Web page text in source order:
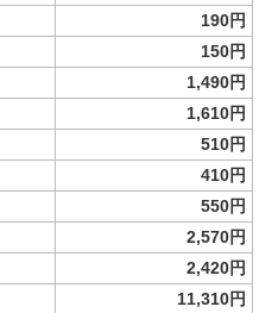
190円
150円
1,490円
1,610円
510円
410円
550円
2,570円
2,420円
11,310円